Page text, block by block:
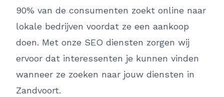
90% van de consumenten zoekt online naar
lokale bedrijven voordat ze een aankoop
doen. Met onze SEO diensten zorgen wij
ervoor dat interessenten je kunnen vinden
wanneer ze zoeken naar jouw diensten in
Zandvoort.